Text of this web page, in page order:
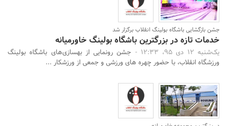
جشن بازگشایی باشگاه بولینگ انقلاب برگزار شد
خدمات تازه در بزرگترین باشگاه بولینگ خاورمیانه
یک‌شنبه 12 دی 95، 12:33 -
جشن رونمایی از بهسازی‌های باشگاه بولینگ
ورزشگاه انقلاب، با حضور چهره های ورزشی و جمعی از ورزشکار ...